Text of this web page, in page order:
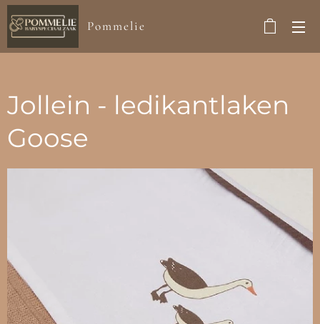
Pommelie
Jollein - ledikantlaken
Goose